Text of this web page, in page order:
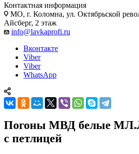
Контактная информация
МО, г. Коломна, ул. Октябрьской
Айсберг, 2 этаж
info@lavkaprofi.ru
Вконтакте
Viber
Viber
WhatsApp
Погоны МВД белые
с петлицей